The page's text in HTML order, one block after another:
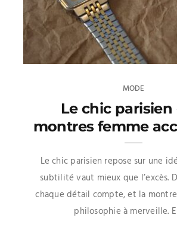
MODE
Le chic parisien
montres femme
Le chic parisien repose sur une
subtilité vaut mieux que l’excès.
chaque détail compte, et la
philosophie à merveille.